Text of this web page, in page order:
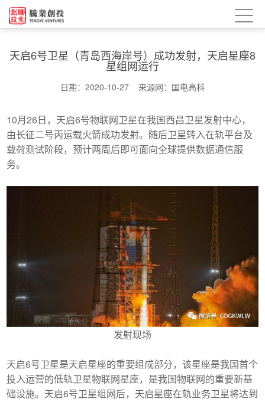
天启6号卫星（青岛西海岸号）成功发射，天启星座8
星组网运行
日期：2020-10-27 来源网：国电高科
10月26日，天启6号物联网卫星在我国西昌卫星发射中心，
由长征二号丙运载火箭成功发射。随后卫星转入在轨平台及
载荷测试阶段，预计两周后即可面向全球提供数据通信服
务。
发射现场
天启6号卫星是天启星座的重要组成部分，该星座是我国首个
投入运营的低轨卫星物联网星座，是我国物联网的重要新基
础设施。天启6号卫星组网后，天启星座在轨业务卫星将达到